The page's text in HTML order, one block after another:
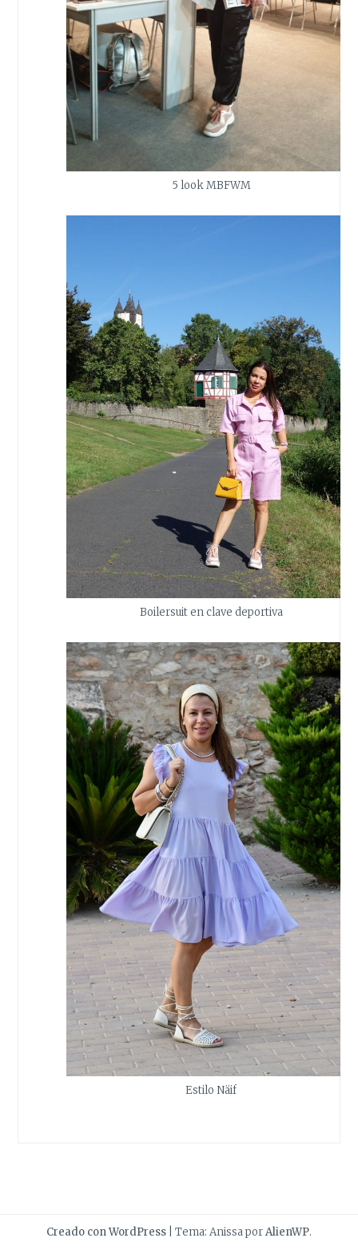
5 look MBFWM
Boilersuit en clave deportiva
Estilo Näif
Creado con WordPress Tema: Anissa porAlienWP.